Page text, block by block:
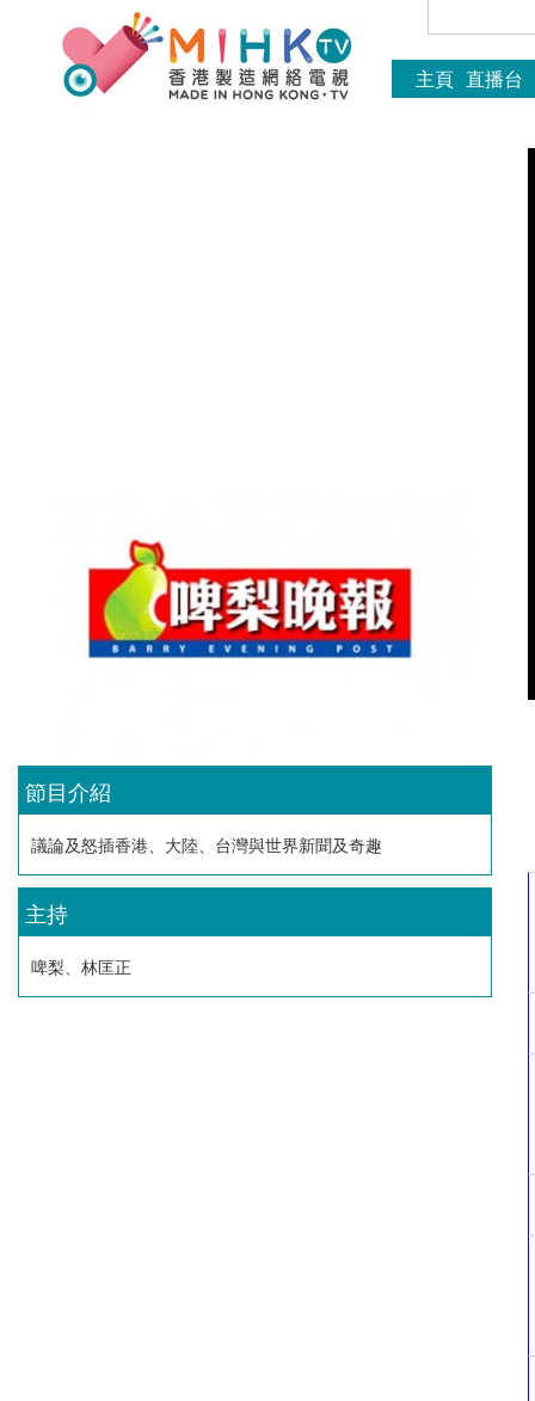
主頁 直播台
節目介紹
議論及怒插香港、大陸、台灣與世界新聞及奇趣
主持
啤梨、林匡正